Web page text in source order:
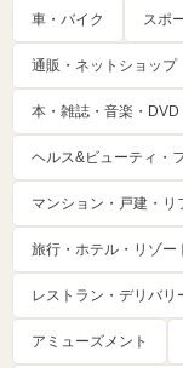
車・バイク スポ
通販・ネットショップ
本・雑誌・音楽・
ヘルス&ビューティ・
マンション・戸建・
旅行・ホテル・リゾー
レストラン・デリバリ
アミューズメント